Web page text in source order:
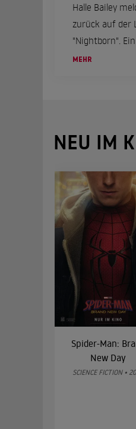
Halle Bailey
zurück auf der
"Nightborn".
6. August.
MEHR
NEU IM
Spider-Man:
New Day
SCIENCE FICTION •